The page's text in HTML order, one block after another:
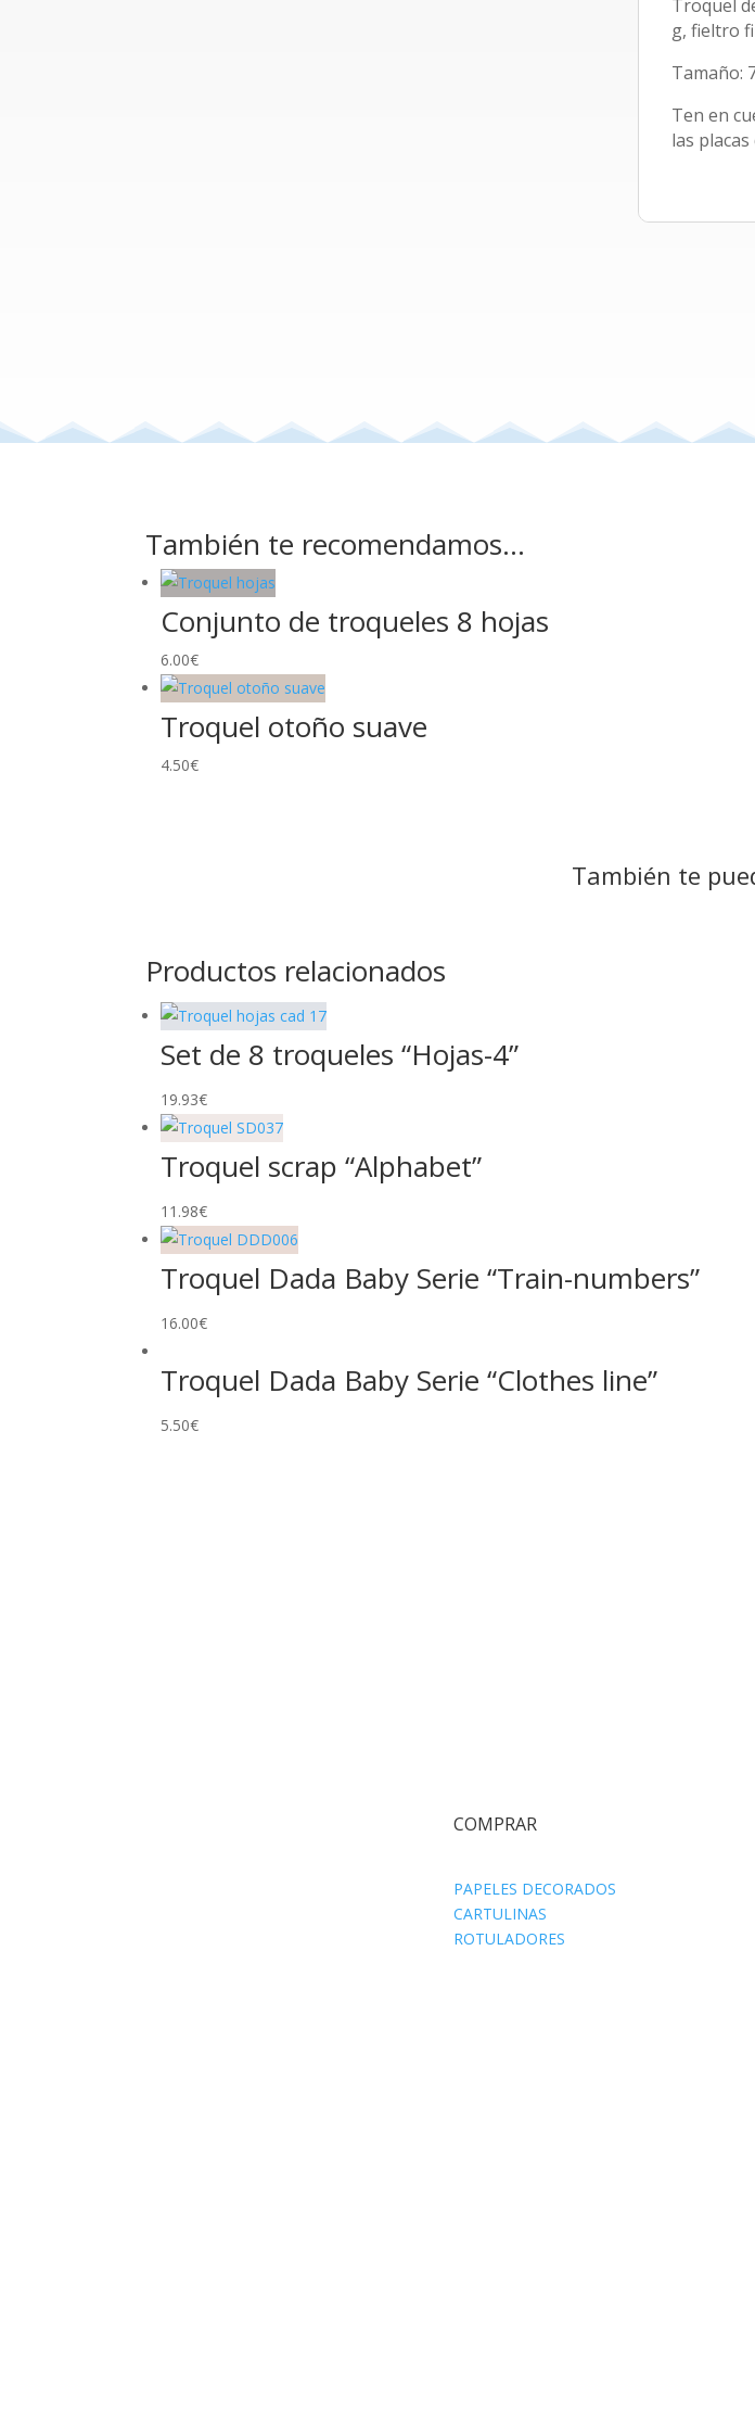
Troquel
g, fieltro
Tamaño:
Ten en
las
También te recomendamos…
Conjunto de troqueles 8 hojas
6.00€
Troquel otoño suave
4.50€
También te
Productos relacionados
Set de 8 troqueles “Hojas-4”
19.93€
Troquel scrap “Alphabet”
11.98€
Troquel Dada Baby Serie “Train-numbers”
16.00€
Troquel Dada Baby Serie “Clothes line”
5.50€
COMPRAR
PAPELES DECORADOS
CARTULINAS
ROTULADORES